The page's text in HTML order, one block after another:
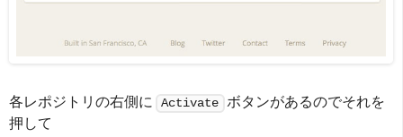
各レポジトリの右側に Activate
ボタンがあるのでそれを
押して